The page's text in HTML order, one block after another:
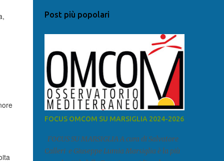
Post più popolari
FOCUS OMCOM SU MARSIGLIA 2024-2026
FOCUS SU MARSIGLIA A cura di Salvatore
Calleri e Giuseppe Lumia Marsiglia è la più